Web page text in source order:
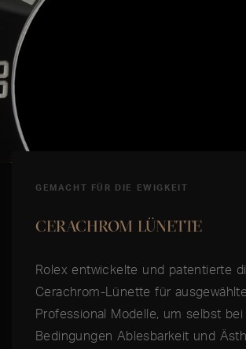
GEMACHT FÜR DIE EWIGKEIT
CERACHROM LÜNETTE
Rolex entwickelte und patentierte
Cerachrom-Lünette für ausgewählte
Professional Modelle, um selbst
Bedingungen Ablesbarkeit und